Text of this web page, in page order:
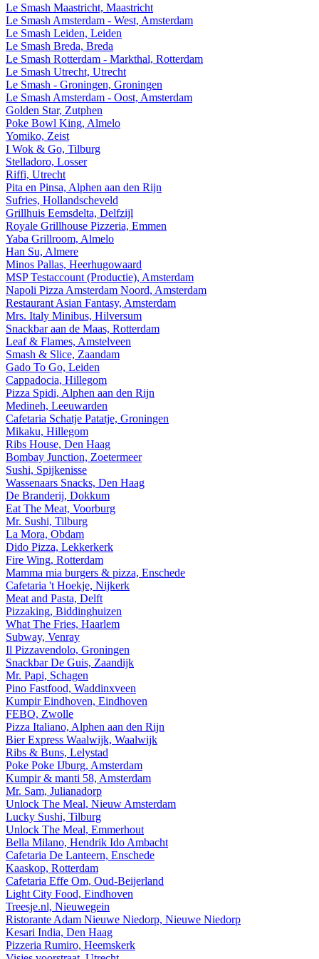
Le Smash Maastricht, Maastricht
Le Smash Amsterdam - West, Amsterdam
Le Smash Leiden, Leiden
Le Smash Breda, Breda
Le Smash Rotterdam - Markthal, Rotterdam
Le Smash Utrecht, Utrecht
Le Smash - Groningen, Groningen
Le Smash Amsterdam - Oost, Amsterdam
Golden Star, Zutphen
Poke Bowl King, Almelo
Yomiko, Zeist
I Wok & Go, Tilburg
Stelladoro, Losser
Riffi, Utrecht
Pita en Pinsa, Alphen aan den Rijn
Sufries, Hollandscheveld
Grillhuis Eemsdelta, Delfzijl
Royale Grillhouse Pizzeria, Emmen
Yaba Grillroom, Almelo
Han Su, Almere
Minos Pallas, Heerhugowaard
MSP Testaccount (Productie), Amsterdam
Napoli Pizza Amsterdam Noord, Amsterdam
Restaurant Asian Fantasy, Amsterdam
Mrs. Italy Minibus, Hilversum
Snackbar aan de Maas, Rotterdam
Leaf & Flames, Amstelveen
Smash & Slice, Zaandam
Gado To Go, Leiden
Cappadocia, Hillegom
Pizza Spidi, Alphen aan den Rijn
Medineh, Leeuwarden
Cafetaria Schatje Patatje, Groningen
Mikaku, Hillegom
Ribs House, Den Haag
Bombay Junction, Zoetermeer
Sushi, Spijkenisse
Wassenaars Snacks, Den Haag
De Branderij, Dokkum
Eat The Meat, Voorburg
Mr. Sushi, Tilburg
La Mora, Obdam
Dido Pizza, Lekkerkerk
Fire Wing, Rotterdam
Mamma mia burgers & pizza, Enschede
Cafetaria 't Hoekje, Nijkerk
Meat and Pasta, Delft
Pizzaking, Biddinghuizen
What The Fries, Haarlem
Subway, Venray
Il Pizzavendolo, Groningen
Snackbar De Guis, Zaandijk
Mr. Papi, Schagen
Pino Fastfood, Waddinxveen
Kumpir Eindhoven, Eindhoven
FEBO, Zwolle
Pizza Italiano, Alphen aan den Rijn
Bier Express Waalwijk, Waalwijk
Ribs & Buns, Lelystad
Poke Poke IJburg, Amsterdam
Kumpir & manti 58, Amsterdam
Mr. Sam, Julianadorp
Unlock The Meal, Nieuw Amsterdam
Lucky Sushi, Tilburg
Unlock The Meal, Emmerhout
Bella Milano, Hendrik Ido Ambacht
Cafetaria De Lanteern, Enschede
Kaaskop, Rotterdam
Cafetaria Effe Om, Oud-Beijerland
Light City Food, Eindhoven
Treesje.nl, Nieuwegein
Ristorante Adam Nieuwe Niedorp, Nieuwe Niedorp
Kesari India, Den Haag
Pizzeria Rumiro, Heemskerk